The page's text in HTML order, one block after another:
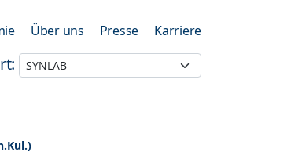
Über uns Presse Karriere